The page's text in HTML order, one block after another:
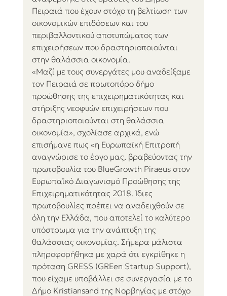
Πειραιά που έχουν στόχο τη βελτίωση των
οικονομικών επιδόσεων και του
περιβαλλοντικού αποτυπώματος των
επιχειρήσεων που δραστηριοποιούνται
στην θαλάσσια οικονομία.
«Μαζί με τους συνεργάτες μου αναδείξαμε
τον Πειραιά σε πρωτοπόρο δήμο
προώθησης της επιχειρηματικότητας και
στήριξης νεοφυών επιχειρήσεων που
δραστηριοποιούνται στη θαλάσσια
οικονομία», σχολίασε αρχικά, ενώ
επισήμανε πως «η Ευρωπαϊκή Επιτροπή
αναγνώρισε το έργο μας, βραβεύοντας την
πρωτοβουλία του BlueGrowth Piraeus στον
Ευρωπαϊκό Διαγωνισμό Προώθησης της
Επιχειρηματικότητας 2018. Ίδιες
πρωτοβουλίες πρέπει να αναδειχθούν σε
όλη την Ελλάδα, που αποτελεί το καλύτερο
υπόστρωμα για την ανάπτυξη της
θαλάσσιας οικονομίας. Σήμερα μάλιστα
πληροφορήθηκα με χαρά ότι εγκρίθηκε η
πρόταση GRESS (GREen Startup Support),
που είχαμε υποβάλλει σε συνεργασία με το
Δήμο Kristiansand της Νορβηγίας με στόχο